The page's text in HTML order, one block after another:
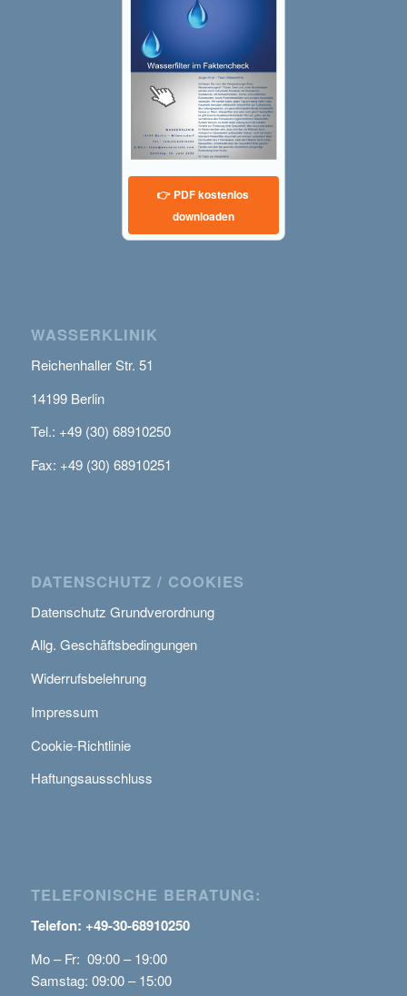
👉 PDF kostenlos
downloaden
WASSERKLINIK
Reichenhaller Str. 51
14199 Berlin
Tel.: +49 (30) 68910250
Fax: +49 (30) 68910251
DATENSCHUTZ / COOKIES
Datenschutz Grundverordnung
Allg. Geschäftsbedingungen
Widerrufsbelehrung
Impressum
Cookie-Richtlinie
Haftungsausschluss
TELEFONISCHE BERATUNG:
Telefon: +49-30-68910250
Mo – Fr: 09:00 – 19:00
Samstag: 09:00 – 15:00